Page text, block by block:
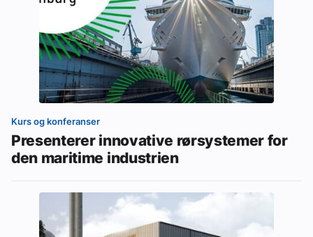
Kurs og konferanser
Presenterer innovative rørsystemer for
den maritime industrien